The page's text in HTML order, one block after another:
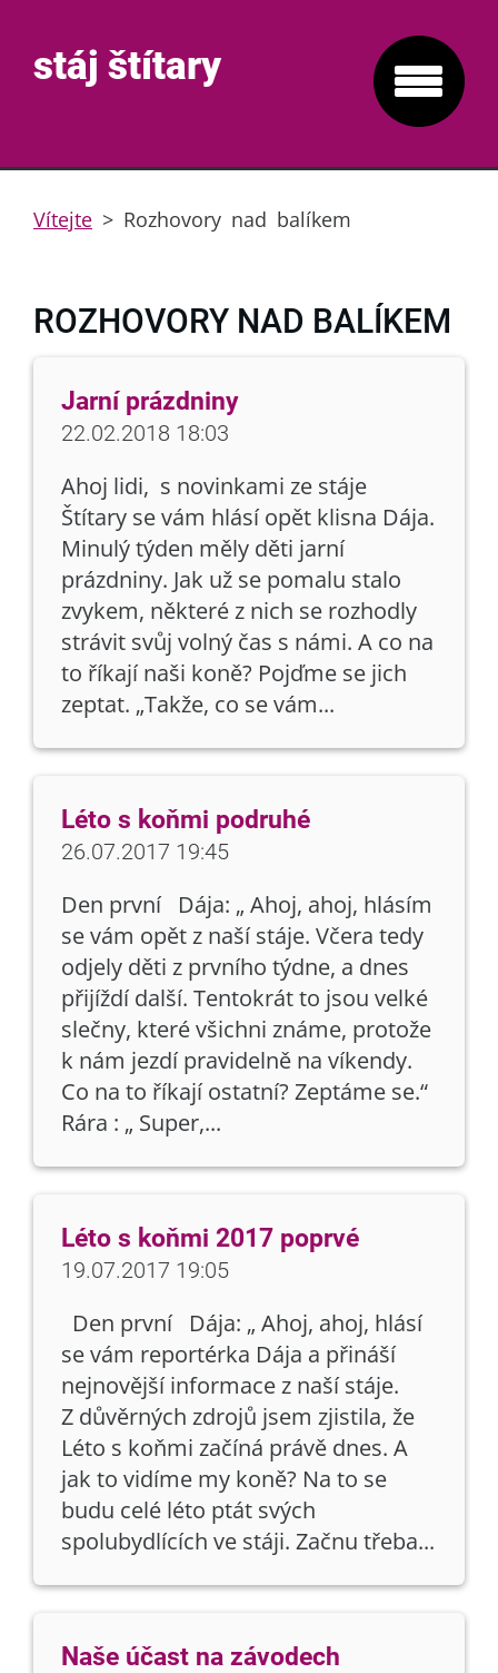
stáj štítary
Vítejte > Rozhovory nad balíkem
ROZHOVORY NAD BALÍKEM
Jarní prázdniny
22.02.2018 18:03
Ahoj lidi, s novinkami ze stáje
Štítary se vám hlásí opět klisna Dája.
Minulý týden měly děti jarní
prázdniny. Jak už se pomalu stalo
zvykem, některé z nich se rozhodly
strávit svůj volný čas s námi. A co na
to říkají naši koně? Pojďme se jich
zeptat. „Takže, co se vám...
Léto s koňmi podruhé
26.07.2017 19:45
Den první Dája: „ Ahoj, ahoj, hlásím
se vám opět z naší stáje. Včera tedy
odjely děti z prvního týdne, a dnes
přijíždí další. Tentokrát to jsou velké
slečny, které všichni známe, protože
k nám jezdí pravidelně na víkendy.
Co na to říkají ostatní? Zeptáme se.“
Rára : „ Super,...
Léto s koňmi 2017 poprvé
19.07.2017 19:05
Den první Dája: „ Ahoj, ahoj, hlásí
se vám reportérka Dája a přináší
nejnovější informace z naší stáje.
Z důvěrných zdrojů jsem zjistila, že
Léto s koňmi začíná právě dnes. A
jak to vidíme my koně? Na to se
budu celé léto ptát svých
spolubydlících ve stáji. Začnu třeba...
Naše účast na závodech